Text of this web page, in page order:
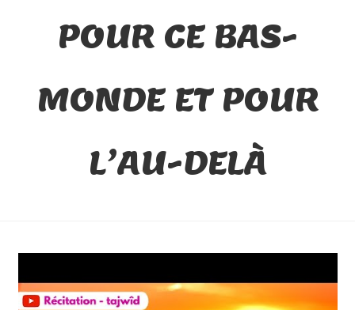
POUR CE BAS-
MONDE ET POUR
L’AU-DELÀ